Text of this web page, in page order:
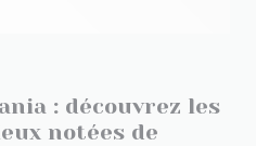
: découvrez les
notées de